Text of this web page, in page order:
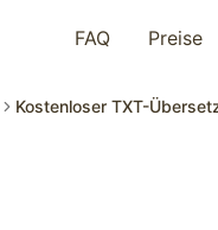
FAQ Preise
Kostenloser TXT-